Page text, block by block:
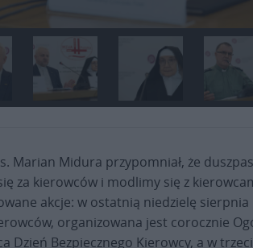
Marian Midura przypomniał, że
za kierowców i modlimy się z
akcje: w ostatnią niedzielę sierpnia
organizowana jest corocznie
Dzień Bezpiecznego Kierowcy, a w